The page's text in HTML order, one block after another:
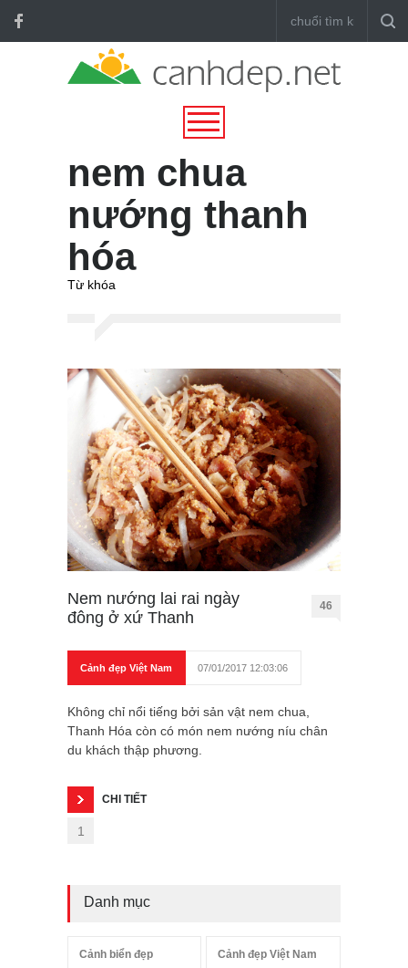
nem chua
nướng thanh
hóa
Từ khóa
Nem nướng lai rai ngày
đông ở xứ Thanh
46
Cảnh đẹp Việt Nam 07/01/2017 12:03:06
Không chỉ nổi tiếng bởi sản vật nem chua,
Thanh Hóa còn có món nem nướng níu chân
du khách thập phương.
CHI TIẾT
1
Danh mục
Cảnh biển đẹp Cảnh đẹp Việt Nam